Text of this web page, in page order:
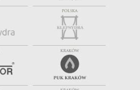
POLSKA
KRAKÓW